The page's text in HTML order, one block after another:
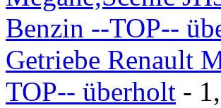
Getriebe Renault
TOP-- überholt -